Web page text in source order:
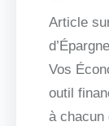
Article
Vos
outil
à chacun